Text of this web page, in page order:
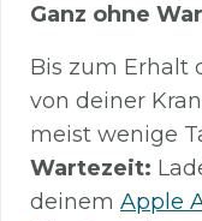
Ganz ohne
Bis zum Erhalt
von deiner
meist wenige
Wartezeit:
deinem Apple